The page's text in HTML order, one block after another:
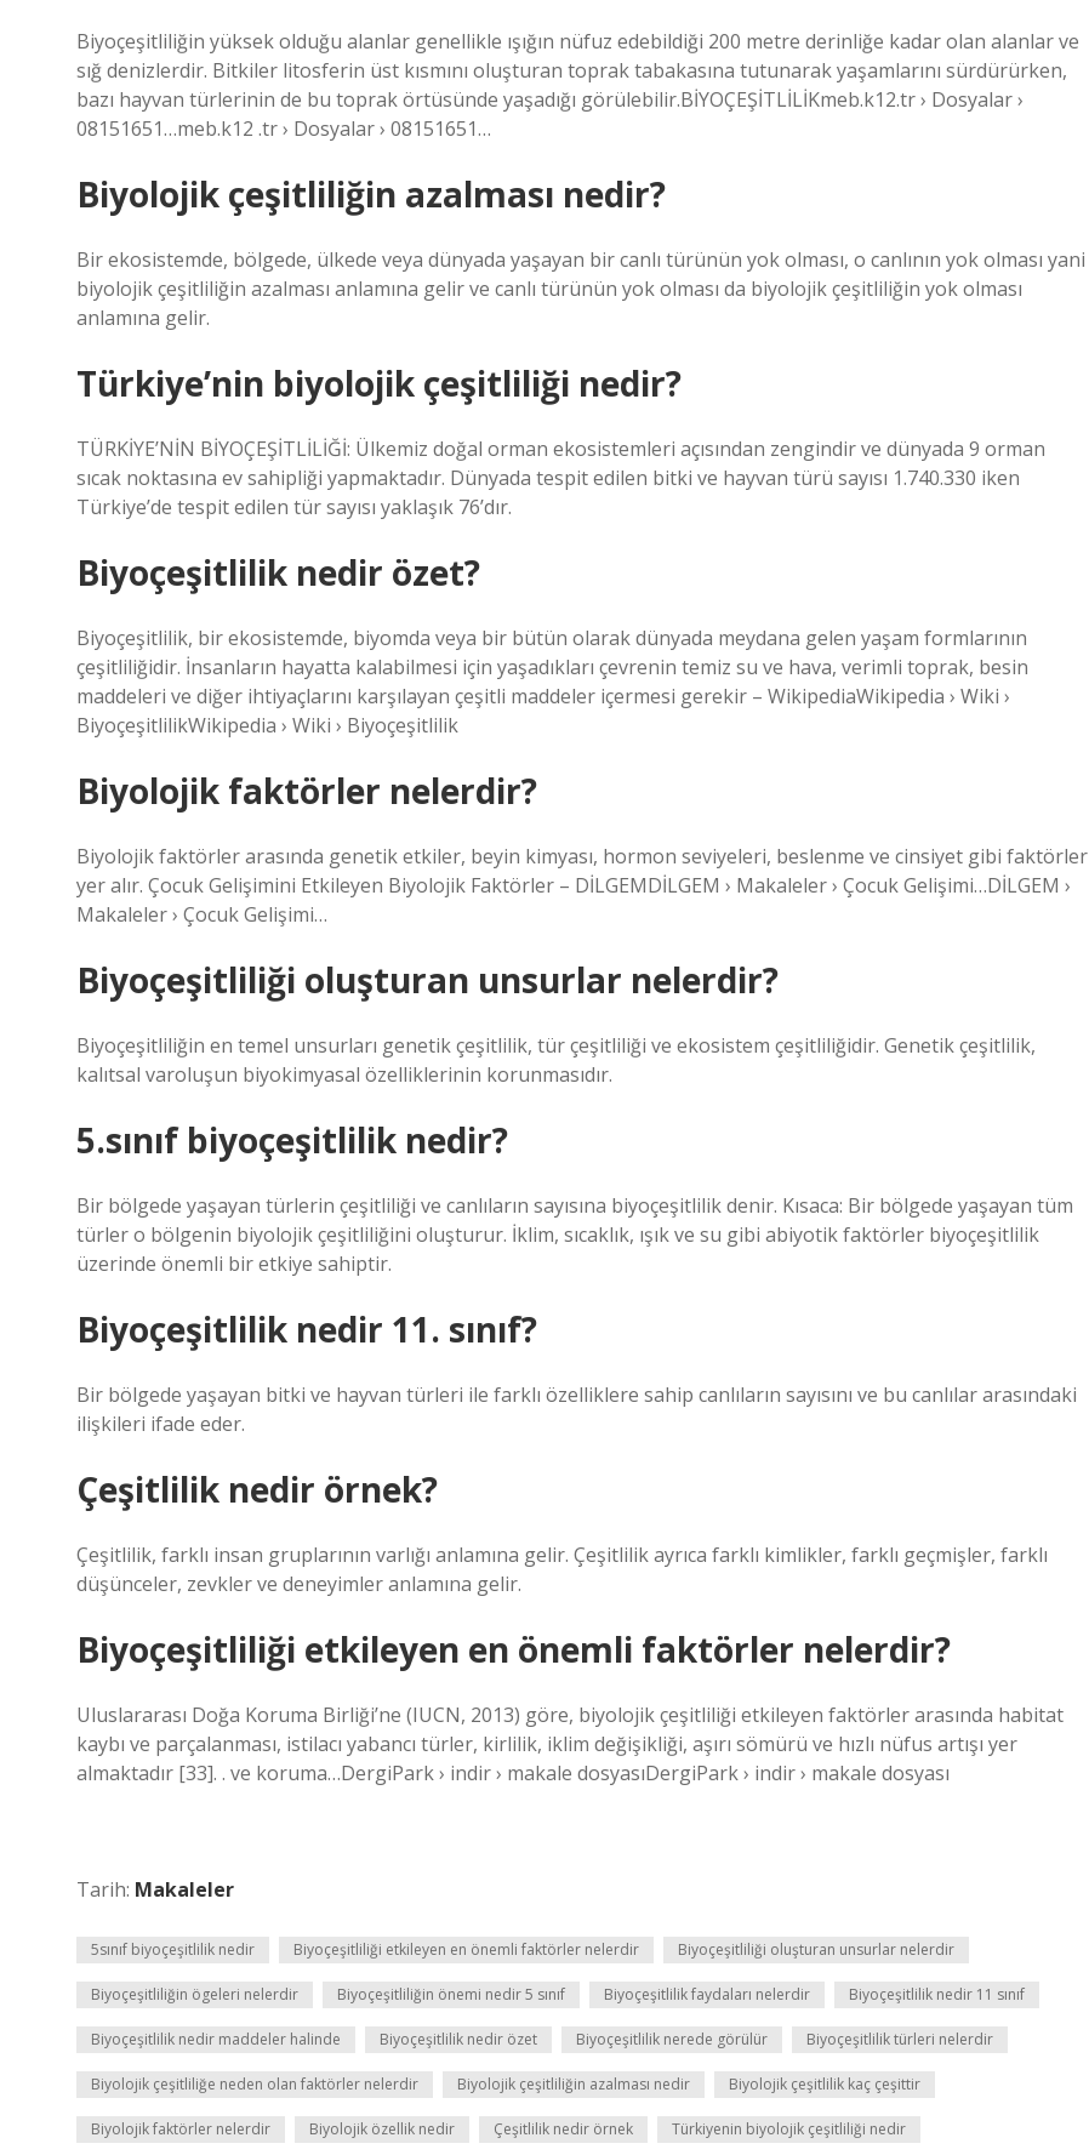
Biyoçeşitliliğin yüksek olduğu alanlar genellikle ışığın nüfuz edebildiği 200 metre derinliğe kadar olan alanlar ve
sığ denizlerdir. Bitkiler litosferin üst kısmını oluşturan toprak tabakasına tutunarak yaşamlarını sürdürürken,
bazı hayvan türlerinin de bu toprak örtüsünde yaşadığı görülebilir.BİYOÇEŞİTLİLİKmeb.k12.tr › Dosyalar ›
08151651…meb.k12 .tr › Dosyalar › 08151651…
Biyolojik çeşitliliğin azalması nedir?
Bir ekosistemde, bölgede, ülkede veya dünyada yaşayan bir canlı türünün yok olması, o canlının yok olması yani
biyolojik çeşitliliğin azalması anlamına gelir ve canlı türünün yok olması da biyolojik çeşitliliğin yok olması
anlamına gelir.
Türkiye’nin biyolojik çeşitliliği nedir?
TÜRKİYE’NİN BİYOÇEŞİTLİLİĞİ: Ülkemiz doğal orman ekosistemleri açısından zengindir ve dünyada 9 orman
sıcak noktasına ev sahipliği yapmaktadır. Dünyada tespit edilen bitki ve hayvan türü sayısı 1.740.330 iken
Türkiye’de tespit edilen tür sayısı yaklaşık 76’dır.
Biyoçeşitlilik nedir özet?
Biyoçeşitlilik, bir ekosistemde, biyomda veya bir bütün olarak dünyada meydana gelen yaşam formlarının
çeşitliliğidir. İnsanların hayatta kalabilmesi için yaşadıkları çevrenin temiz su ve hava, verimli toprak, besin
maddeleri ve diğer ihtiyaçlarını karşılayan çeşitli maddeler içermesi gerekir – WikipediaWikipedia › Wiki ›
BiyoçeşitlilikWikipedia › Wiki › Biyoçeşitlilik
Biyolojik faktörler nelerdir?
Biyolojik faktörler arasında genetik etkiler, beyin kimyası, hormon seviyeleri, beslenme ve cinsiyet gibi faktörler
yer alır. Çocuk Gelişimini Etkileyen Biyolojik Faktörler – DİLGEMDİLGEM › Makaleler › Çocuk Gelişimi…DİLGEM ›
Makaleler › Çocuk Gelişimi…
Biyoçeşitliliği oluşturan unsurlar nelerdir?
Biyoçeşitliliğin en temel unsurları genetik çeşitlilik, tür çeşitliliği ve ekosistem çeşitliliğidir. Genetik çeşitlilik,
kalıtsal varoluşun biyokimyasal özelliklerinin korunmasıdır.
5.sınıf biyoçeşitlilik nedir?
Bir bölgede yaşayan türlerin çeşitliliği ve canlıların sayısına biyoçeşitlilik denir. Kısaca: Bir bölgede yaşayan tüm
türler o bölgenin biyolojik çeşitliliğini oluşturur. İklim, sıcaklık, ışık ve su gibi abiyotik faktörler biyoçeşitlilik
üzerinde önemli bir etkiye sahiptir.
Biyoçeşitlilik nedir 11. sınıf?
Bir bölgede yaşayan bitki ve hayvan türleri ile farklı özelliklere sahip canlıların sayısını ve bu canlılar arasındaki
ilişkileri ifade eder.
Çeşitlilik nedir örnek?
Çeşitlilik, farklı insan gruplarının varlığı anlamına gelir. Çeşitlilik ayrıca farklı kimlikler, farklı geçmişler, farklı
düşünceler, zevkler ve deneyimler anlamına gelir.
Biyoçeşitliliği etkileyen en önemli faktörler nelerdir?
Uluslararası Doğa Koruma Birliği’ne (IUCN, 2013) göre, biyolojik çeşitliliği etkileyen faktörler arasında habitat
kaybı ve parçalanması, istilacı yabancı türler, kirlilik, iklim değişikliği, aşırı sömürü ve hızlı nüfus artışı yer
almaktadır [33]. . ve koruma…DergiPark › indir › makale dosyasıDergiPark › indir › makale dosyası
Tarih: Makaleler
5sınıf biyoçeşitlilik nedir Biyoçeşitliliği etkileyen en önemli faktörler nelerdir Biyoçeşitliliği oluşturan unsurlar nelerdir
Biyoçeşitliliğin ögeleri nelerdir Biyoçeşitliliğin önemi nedir 5 sınıf Biyoçeşitlilik faydaları nelerdir Biyoçeşitlilik nedir 11 sınıf
Biyoçeşitlilik nedir maddeler halinde Biyoçeşitlilik nedir özet Biyoçeşitlilik nerede görülür Biyoçeşitlilik türleri nelerdir
Biyolojik çeşitliliğe neden olan faktörler nelerdir Biyolojik çeşitliliğin azalması nedir Biyolojik çeşitlilik kaç çeşittir
Biyolojik faktörler nelerdir Biyolojik özellik nedir Çeşitlilik nedir örnek Türkiyenin biyolojik çeşitliliği nedir